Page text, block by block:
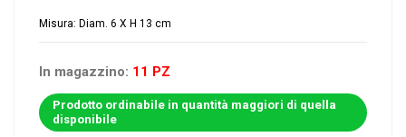
Misura: Diam. 6 X H 13 cm
In magazzino: 11 PZ
Prodotto ordinabile in quantità maggiori di quella
disponibile